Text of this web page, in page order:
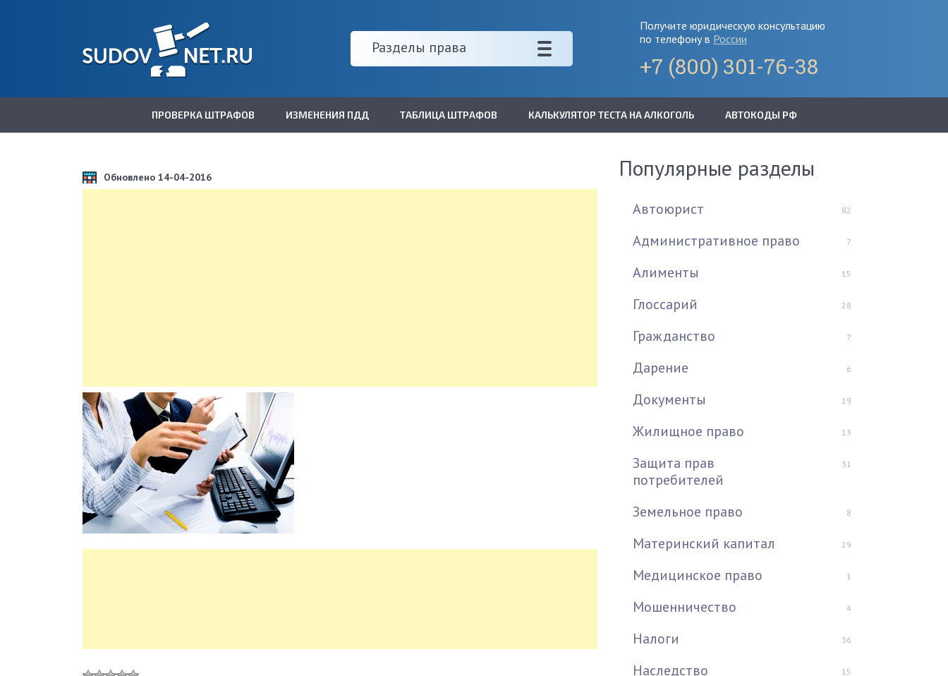
Разделы права
Получите юридическую консультацию
по телефону в России
+7 (800) 301-76-38
ПРОВЕРКА ШТРАФОВ ИЗМЕНЕНИЯ ПДД ТАБЛИЦА ШТРАФОВ КАЛЬКУЛЯТОР ТЕСТА НА АЛКОГОЛЬ АВТОКОДЫ РФ
Обновлено 14-04-2016 Популярные разделы
Автоюрист 82
Административное право 7
Алименты 15
Глоссарий 28
Гражданство 7
Дарение 6
Документы 19
Жилищное право 13
Защита прав
потребителей
31
Земельное право 8
Материнский капитал 29
Медицинское право 1
Мошенничество 4
Налоги 36
Наследство 15